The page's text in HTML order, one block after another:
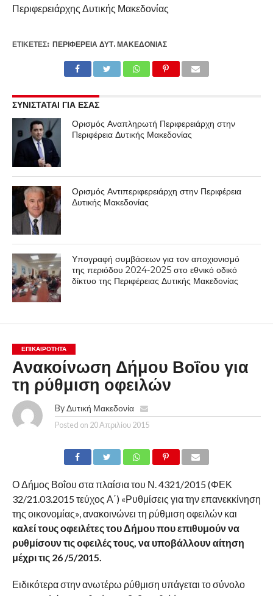
Περιφερειάρχης Δυτικής Μακεδονίας
ΕΤΙΚΕΤΕΣ: ΠΕΡΙΦΈΡΕΙΑ ΔΥΤ. ΜΑΚΕΔΟΝΊΑΣ
ΣΥΝΙΣΤΑΤΑΙ ΓΙΑ ΕΣΑΣ
Ορισμός Αναπληρωτή Περιφερειάρχη στην
Περιφέρεια Δυτικής Μακεδονίας
Ορισμός Αντιπεριφερειάρχη στην Περιφέρεια
Δυτικής Μακεδονίας
Υπογραφή συμβάσεων για τον αποχιονισμό
της περιόδου 2024-2025 στο εθνικό οδικό
δίκτυο της Περιφέρειας Δυτικής Μακεδονίας
ΕΠΙΚΑΙΡΟΤΗΤΑ
Ανακοίνωση Δήμου Βοΐου για
τη ρύθμιση οφειλών
By Δυτική Μακεδονία
Posted on 20 Απριλίου 2015
Ο Δήμος Βοΐου στα πλαίσια του Ν. 4321/2015 (ΦΕΚ
32/21.03.2015 τεύχος Α΄) «Ρυθμίσεις για την επανεκκίνηση
της οικονομίας», ανακοινώνει τη ρύθμιση οφειλών και
καλεί τους οφειλέτες του Δήμου που επιθυμούν να
ρυθμίσουν τις οφειλές τους, να υποβάλλουν αίτηση
μέχρι τις 26 /5/2015.
Ειδικότερα στην ανωτέρω ρύθμιση υπάγεται το σύνολο